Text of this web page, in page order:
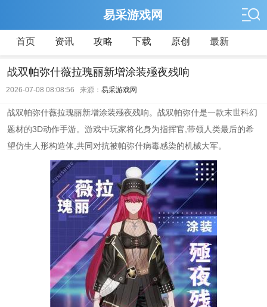
易采游戏网
首页 资讯 攻略 下载 原创 最新
战双帕弥什薇拉瑰丽新增涂装殛夜残响
2026-07-08 08:08:56 来源： 易采游戏网
战双帕弥什薇拉瑰丽新增涂装殛夜残响。战双帕弥什是一款末世科幻
题材的3D动作手游。游戏中玩家将化身为指挥官,带领人类最后的希
望仿生人形构造体,共同对抗被帕弥什病毒感染的机械大军。